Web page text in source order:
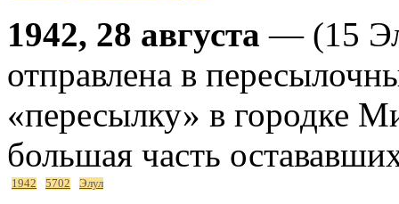
1942, 28 августа — (15
отправлена в
«пересылку» в городке
большая часть
1942 5702 Элул